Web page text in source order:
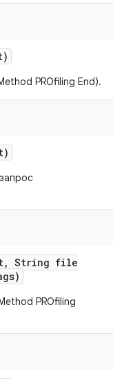
PROfiling End).
, String file
PROfiling